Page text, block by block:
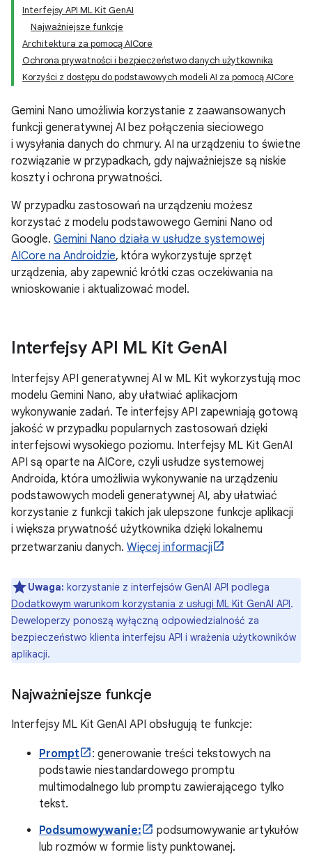
Interfejsy API ML Kit GenAI
Najważniejsze funkcje
Architektura za pomocą AICore
Ochrona prywatności i bezpieczeństwo danych użytkownika
Korzyści z dostępu do podstawowych modeli AI za pomocą AICore
Gemini Nano umożliwia korzystanie z zaawansowanych
funkcji generatywnej AI bez połączenia sieciowego
i wysyłania danych do chmury. AI na urządzeniu to świetne
rozwiązanie w przypadkach, gdy najważniejsze są niskie
koszty i ochrona prywatności.
W przypadku zastosowań na urządzeniu możesz
korzystać z modelu podstawowego Gemini Nano od
Google. Gemini Nano działa w usłudze systemowej
AICore na Androidzie, która wykorzystuje sprzęt
urządzenia, aby zapewnić krótki czas oczekiwania na
wnioskowanie i aktualizować model.
Interfejsy API ML Kit GenAI
Interfejsy API generatywnej AI w ML Kit wykorzystują moc
modelu Gemini Nano, aby ułatwiać aplikacjom
wykonywanie zadań. Te interfejsy API zapewniają gotową
jakość w przypadku popularnych zastosowań dzięki
interfejsowi wysokiego poziomu. Interfejsy ML Kit GenAI
API są oparte na AICore, czyli usłudze systemowej
Androida, która umożliwia wykonywanie na urządzeniu
podstawowych modeli generatywnej AI, aby ułatwiać
korzystanie z funkcji takich jak ulepszone funkcje aplikacji
i większa prywatność użytkownika dzięki lokalnemu
przetwarzaniu danych. Więcej informacji
Uwaga: korzystanie z interfejsów GenAI API podlega
Dodatkowym warunkom korzystania z usługi ML Kit GenAI API.
Deweloperzy ponoszą wyłączną odpowiedzialność za
bezpieczeństwo klienta interfejsu API i wrażenia użytkowników
aplikacji.
Najważniejsze funkcje
Interfejsy ML Kit GenAI API obsługują te funkcje:
Prompt
: generowanie treści tekstowych na
podstawie niestandardowego promptu
multimodalnego lub promptu zawierającego tylko
tekst.
Podsumowywanie:
podsumowywanie artykułów
lub rozmów w formie listy punktowanej.